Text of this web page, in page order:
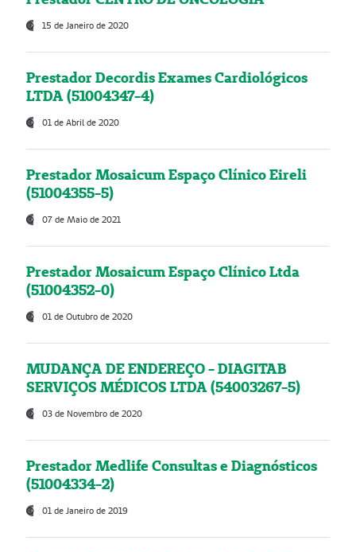
15 de Janeiro de 2020
Prestador Decordis Exames Cardiológicos
LTDA (51004347-4)
01 de Abril de 2020
Prestador Mosaicum Espaço Clínico Eireli
(51004355-5)
07 de Maio de 2021
Prestador Mosaicum Espaço Clínico Ltda
(51004352-0)
01 de Outubro de 2020
MUDANÇA DE ENDEREÇO - DIAGITAB
SERVIÇOS MÉDICOS LTDA (54003267-5)
03 de Novembro de 2020
Prestador Medlife Consultas e Diagnósticos
(51004334-2)
01 de Janeiro de 2019